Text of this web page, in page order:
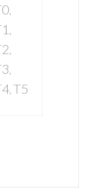
,
,
,
,
, T5